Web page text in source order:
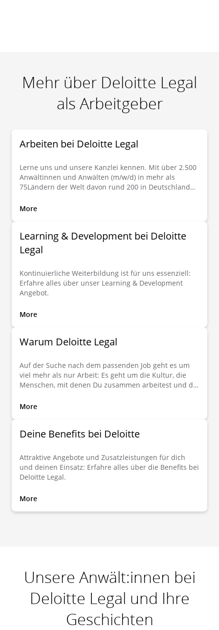
Mehr über Deloitte Legal
als Arbeitgeber
Arbeiten bei Deloitte Legal
Lerne uns und unsere Kanzlei kennen. Mit über 2.500
Anwältinnen und Anwälten (m/w/d) in mehr als
75Ländern der Welt davon rund 200 in Deutschland
praxisnahe Beratung in allen Fragen des nationalen
Individuell.
More
Learning & Development bei Deloitte
Legal
Kontinuierliche Weiterbildung ist für uns essenziell:
Erfahre alles über unser Learning & Development
Angebot.
More
Warum Deloitte Legal
Auf der Suche nach dem passenden Job geht es um
viel mehr als nur Arbeit: Es geht um die Kultur, die
Menschen, mit denen Du zusammen arbeitest und die
machen. Hier erfährst Du, was Deloitte Legal Dir rund
More
Deine Benefits bei Deloitte
Attraktive Angebote und Zusatzleistungen für dich
und deinen Einsatz: Erfahre alles über die Benefits bei
Deloitte Legal.
More
Unsere Anwält:innen bei
Deloitte Legal und Ihre
Geschichten